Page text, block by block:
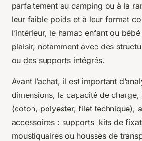
parfaitement au camping ou à la
leur faible poids et à leur format
l’intérieur, le hamac enfant ou
plaisir, notamment avec des
ou des supports intégrés.
Avant l’achat, il est important
dimensions, la capacité de charge,
(coton, polyester, filet technique),
accessoires : supports, kits de
moustiquaires ou housses de